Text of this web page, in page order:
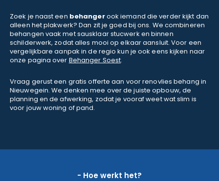
Zoek je naast een behangerook iemand die verder kijkt dan
alleen het plakwerk? Dan zit je goed bij ons. We combineren
behangen vaak met sausklaar stucwerk en binnen
schilderwerk, zodat alles mooi op elkaar aansluit. Voor een
vergelijkbare aanpak in de regio kun je ook eens kijken naar
onze pagina over Behanger Soest.
Vraag gerust een gratis offerte aan voor renovlies behang in
Nieuwegein. We denken mee over de juiste opbouw, de
planning en de afwerking, zodat je vooraf weet wat slim is
voor jouw woning of pand.
- Hoe werkt het?